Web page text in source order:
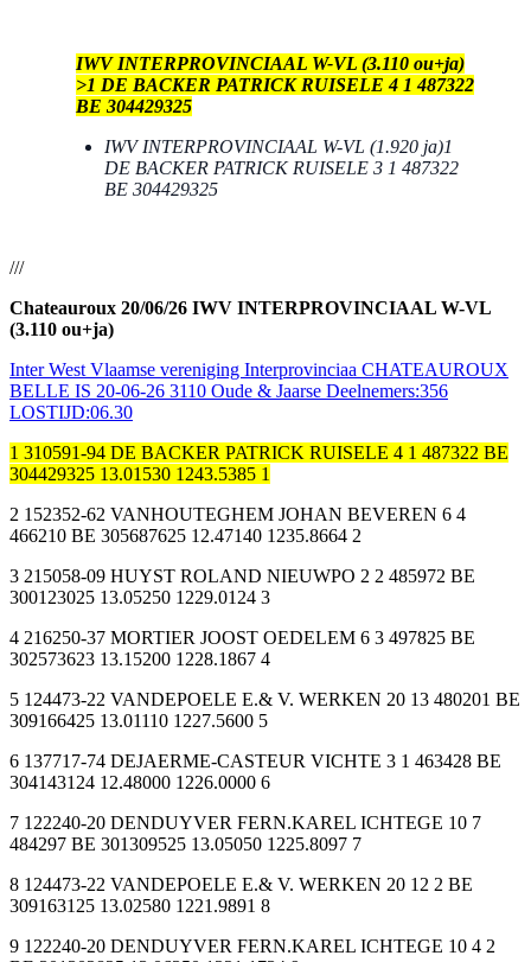
IWV INTERPROVINCIAAL W-VL (3.110 ou+ja)
>1 DE BACKER PATRICK RUISELE 4 1 487322
BE 304429325
IWV INTERPROVINCIAAL W-VL (1.920 ja)1
DE BACKER PATRICK RUISELE 3 1 487322
BE 304429325
///
Chateauroux 20/06/26 IWV INTERPROVINCIAAL W-VL
(3.110 ou+ja)
Inter West Vlaamse vereniging Interprovinciaa CHATEAUROUX
BELLE IS 20-06-26 3110 Oude & Jaarse Deelnemers:356
LOSTIJD:06.30
1 310591-94 DE BACKER PATRICK RUISELE 4 1 487322 BE
304429325 13.01530 1243.5385 1
2 152352-62 VANHOUTEGHEM JOHAN BEVEREN 6 4
466210 BE 305687625 12.47140 1235.8664 2
3 215058-09 HUYST ROLAND NIEUWPO 2 2 485972 BE
300123025 13.05250 1229.0124 3
4 216250-37 MORTIER JOOST OEDELEM 6 3 497825 BE
302573623 13.15200 1228.1867 4
5 124473-22 VANDEPOELE E.& V. WERKEN 20 13 480201 BE
309166425 13.01110 1227.5600 5
6 137717-74 DEJAERME-CASTEUR VICHTE 3 1 463428 BE
304143124 12.48000 1226.0000 6
7 122240-20 DENDUYVER FERN.KAREL ICHTEGE 10 7
484297 BE 301309525 13.05050 1225.8097 7
8 124473-22 VANDEPOELE E.& V. WERKEN 20 12 2 BE
309163125 13.02580 1221.9891 8
9 122240-20 DENDUYVER FERN.KAREL ICHTEGE 10 4 2